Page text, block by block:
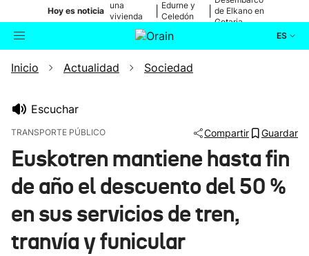
Hoy es noticia
una
vivienda
de Bilbao
Edurne y
Celedón
de Elkano en
Getaria
ES
Buscador Actualidad
Ikusmiran
Eguraldia
Inicio Actualidad Sociedad
Escuchar
TRANSPORTE PÚBLICO Compartir Guardar
Euskotren mantiene hasta fin
de año el descuento del 50 %
en sus servicios de tren,
tranvía y funicular